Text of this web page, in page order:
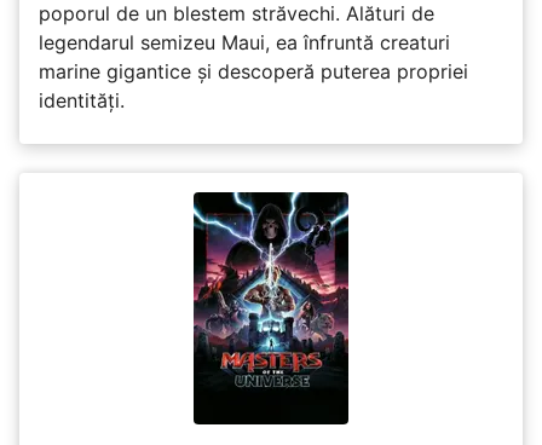
poporul de un blestem străvechi. Alături de
legendarul semizeu Maui, ea înfruntă creaturi
marine gigantice și descoperă puterea propriei
identități.